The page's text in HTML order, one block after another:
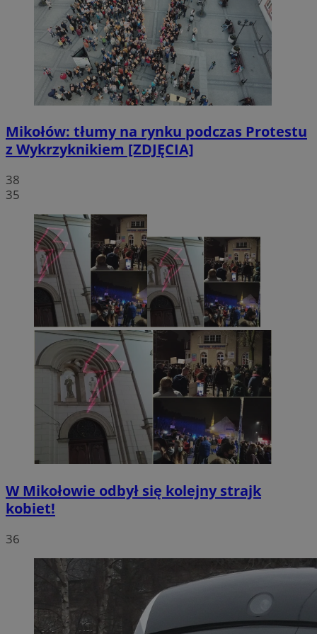
Mikołów: tłumy na rynku podczas Protestu
z Wykrzyknikiem [ZDJĘCIA]
38
35
W Mikołowie odbył się kolejny strajk
kobiet!
36